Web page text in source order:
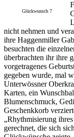
Glückwunsch 7
nicht nehmen und
ihre Haggenmiller
besuchten die
überbrachten ihr ihre
vorgetragenes
gegeben wurde, mal
Unterwössner
Karten, ein
Blumenschmuck,
Geschenkkorb
„Rhythmisierung
gerechnet, die sich